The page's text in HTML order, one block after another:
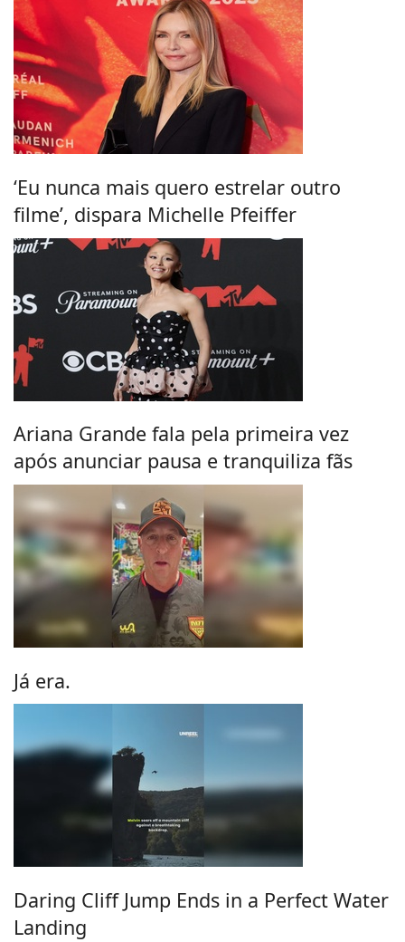
‘Eu nunca mais quero estrelar outro
filme’, dispara Michelle Pfeiffer
Ariana Grande fala pela primeira vez
após anunciar pausa e tranquiliza fãs
Já era.
Daring Cliff Jump Ends in a Perfect Water
Landing